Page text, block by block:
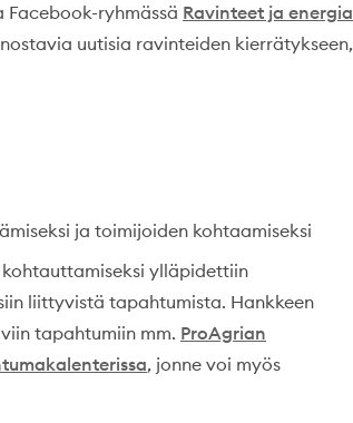
ryhmässä Ravinteet ja energia
uutisia ravinteiden kierrätykseen,
ja toimijoiden kohtaamiseksi
ylläpidettiin
liittyvistä tapahtumista. Hankkeen
tapahtumiin mm. ProAgrian
, jonne voi myös